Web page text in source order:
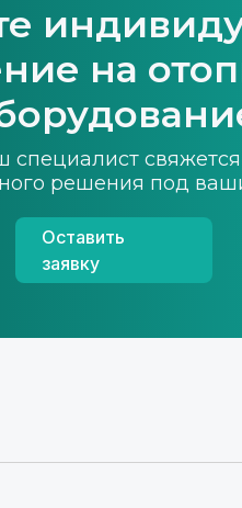
на
специалист
решения под
Оставить
заявку